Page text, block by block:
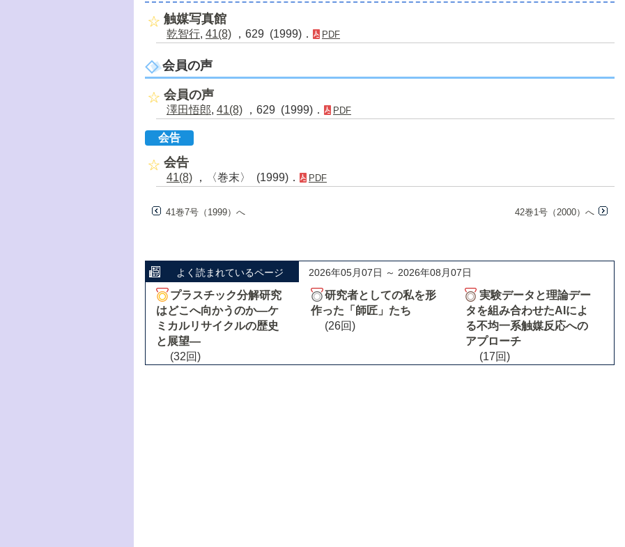
触媒写真館
乾智行, 41(8) ，629 (1999)． PDF
会員の声
会員の声
澤田悟郎, 41(8) ，629 (1999)． PDF
会告
会告
41(8) ，〈巻末〉 (1999)． PDF
41巻7号（1999）へ 42巻1号（2000）へ
よく読まれているページ 2026年05月07日 ～ 2026年08月07日
プラスチック分解研究
はどこへ向かうのか―ケ
ミカルリサイクルの歴史
と展望―
(32回)
研究者としての私を形
作った「師匠」たち
(26回)
実験データと理論デー
タを組み合わせたAIによ
る不均一系触媒反応への
アプローチ
(17回)